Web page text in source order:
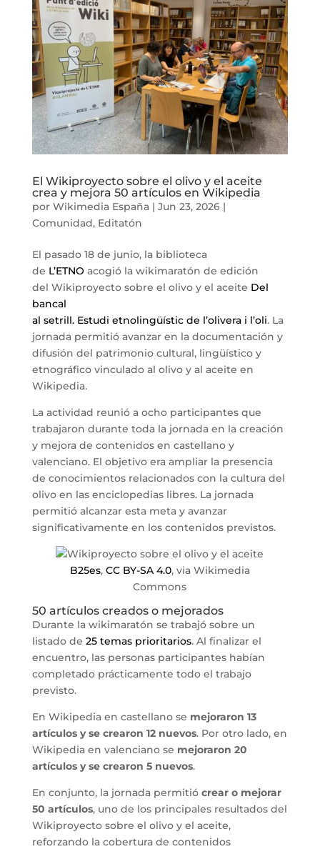
El Wikiproyecto sobre el olivo y el aceite
crea y mejora 50 artículos en Wikipedia
por Wikimedia España| Jun 23, 2026|
Comunidad, Editatón
El pasado 18 de junio, la biblioteca
de L’ETNO acogió la wikimaratón de edición
del Wikiproyecto sobre el olivo y el aceite Del
bancal
al setrill. Estudi etnolingüístic de l’olivera i l’oli. La
jornada permitió avanzar en la documentación y
difusión del patrimonio cultural, lingüístico y
etnográfico vinculado al olivo y al aceite en
Wikipedia.
La actividad reunió a ocho participantes que
trabajaron durante toda la jornada en la creación
y mejora de contenidos en castellano y
valenciano. El objetivo era ampliar la presencia
de conocimientos relacionados con la cultura del
olivo en las enciclopedias libres. La jornada
permitió alcanzar esta meta y avanzar
significativamente en los contenidos previstos.
B25es, CC BY-SA 4.0, via Wikimedia
Commons
50 artículos creados o mejorados
Durante la wikimaratón se trabajó sobre un
listado de 25 temas prioritarios. Al finalizar el
encuentro, las personas participantes habían
completado prácticamente todo el trabajo
previsto.
En Wikipedia en castellano se mejoraron 13
artículos y se crearon 12 nuevos. Por otro lado, en
Wikipedia en valenciano se mejoraron 20
artículos y se crearon 5 nuevos.
En conjunto, la jornada permitió crear o mejorar
50 artículos, uno de los principales resultados del
Wikiproyecto sobre el olivo y el aceite,
reforzando la cobertura de contenidos